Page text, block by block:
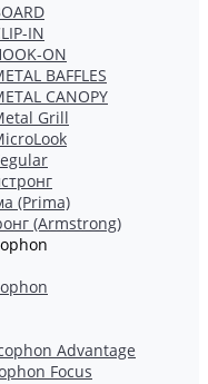
IN
ON
BAFFLES
CANOPY
Grill
(Prima)
(Armstrong)
Advantage
Focus